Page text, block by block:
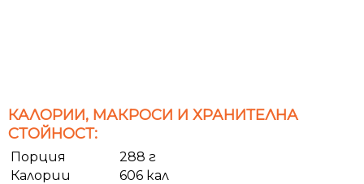
КАЛОРИИ, МАКРОСИ И ХРАНИТЕЛНА
СТОЙНОСТ:
Порция
288 г
Калории
606 кал